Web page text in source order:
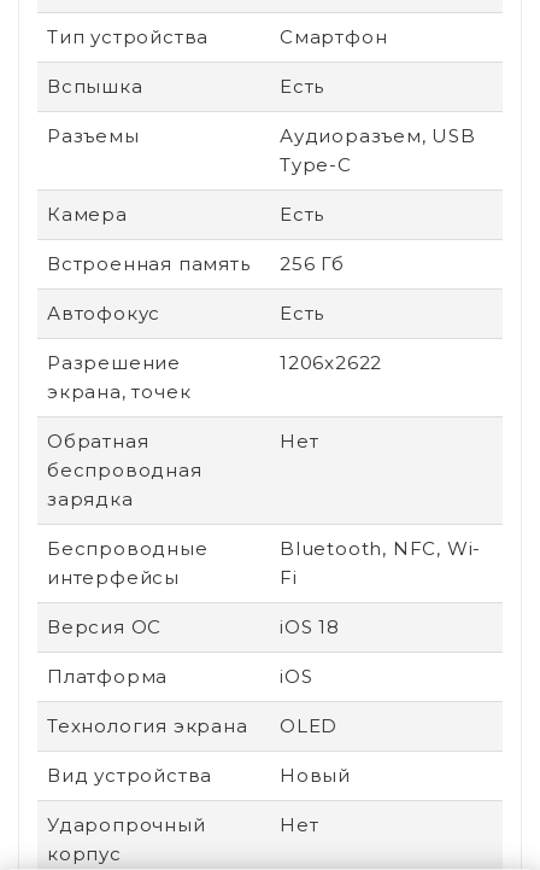
Тип устройства Смартфон
Вспышка Есть
Разъемы
Аудиоразъем, USB
Type-C
Камера Есть
Встроенная память 256 Гб
Автофокус Есть
Разрешение
экрана, точек
1206x2622
Обратная
беспроводная
зарядка
Нет
Беспроводные
интерфейсы
Bluetooth, NFC, Wi-
Fi
Версия ОС iOS 18
Платформа iOS
Технология экрана OLED
Вид устройства Новый
Ударопрочный
корпус
Нет